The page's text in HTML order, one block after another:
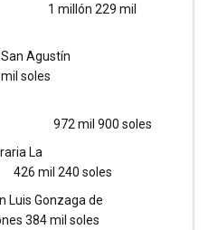
229 mil
de San Agustín
soles
mil 900 soles
La
240 soles
Luis Gonzaga de
mil soles